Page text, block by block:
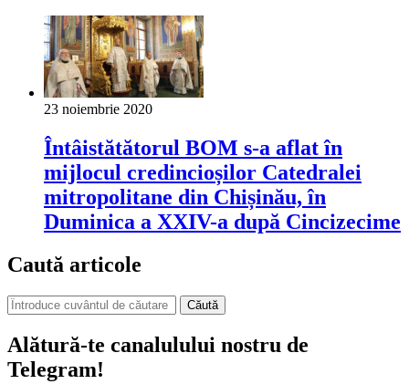
23 noiembrie 2020
Întâistătătorul BOM s-a aflat în
mijlocul credincioșilor Catedralei
mitropolitane din Chișinău, în
Duminica a XXIV-a după Cincizecime
Caută articole
Căută
Alătură-te canalulului nostru de
Telegram!